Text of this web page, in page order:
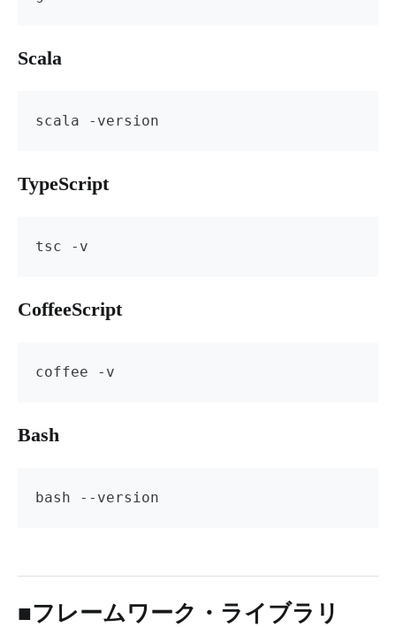
Scala
scala -version
TypeScript
tsc -v
CoffeeScript
coffee -v
Bash
bash --version
■フレームワーク・ライブラリ